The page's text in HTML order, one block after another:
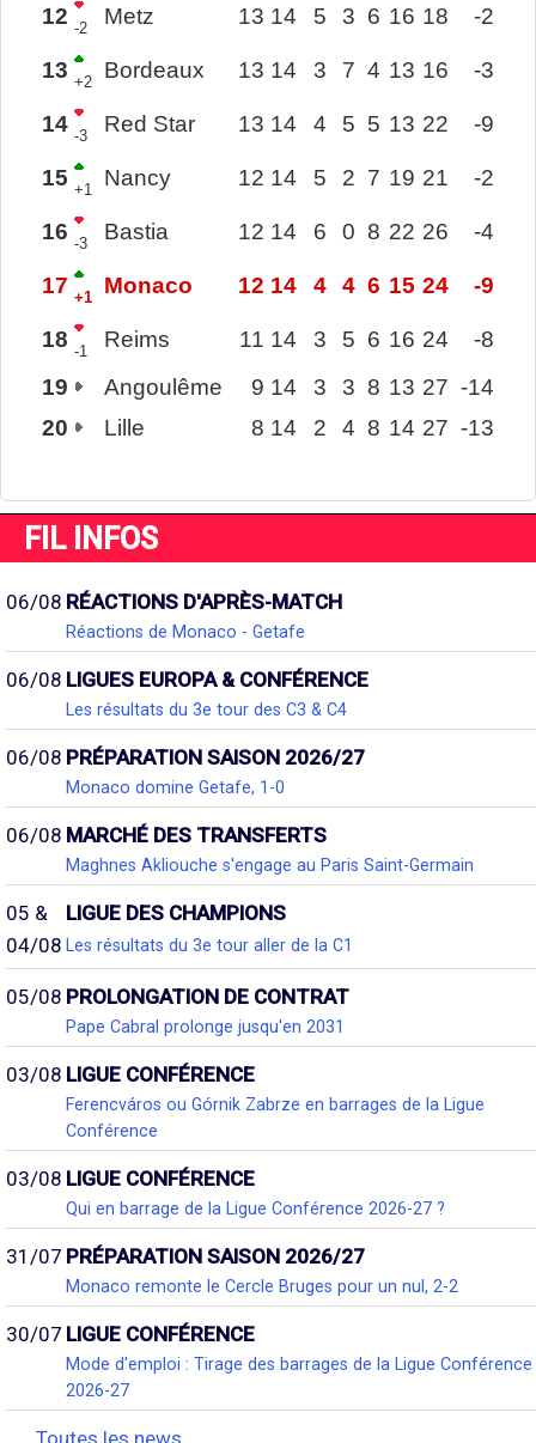
12 -2 Metz 13 14 5 3 6 16 18 -2
13 +2 Bordeaux 13 14 3 7 4 13 16 -3
14 -3 Red Star 13 14 4 5 5 13 22 -9
15 +1 Nancy 12 14 5 2 7 19 21 -2
16 -3 Bastia 12 14 6 0 8 22 26 -4
17 +1 Monaco 12 14 4 4 6 15 24 -9
18 -1 Reims 11 14 3 5 6 16 24
-8
19
Angoulême 9 14 3 3 8 13 27 -14
20
Lille 8 14 2 4 8 14 27 -13
FIL INFOS
06/08 RÉACTIONS D'APRÈS-MATCH
Réactions de Monaco - Getafe
06/08 LIGUES EUROPA & CONFÉRENCE
Les résultats du 3e tour des C3 & C4
06/08 PRÉPARATION SAISON 2026/27
Monaco domine Getafe, 1-0
06/08 MARCHÉ DES TRANSFERTS
Maghnes Akliouche s'engage au Paris Saint-Germain
05 &
04/08
LIGUE DES CHAMPIONS
Les résultats du 3e tour aller de la C1
05/08 PROLONGATION DE CONTRAT
Pape Cabral prolonge jusqu'en 2031
03/08 LIGUE CONFÉRENCE
Ferencváros ou Górnik Zabrze en barrages de la Ligue
Conférence
03/08 LIGUE CONFÉRENCE
Qui en barrage de la Ligue Conférence 2026-27 ?
31/07 PRÉPARATION SAISON 2026/27
Monaco remonte le Cercle Bruges pour un nul, 2-2
30/07 LIGUE CONFÉRENCE
Mode d'emploi : Tirage des barrages de la Ligue Conférence
2026-27
Toutes les news...